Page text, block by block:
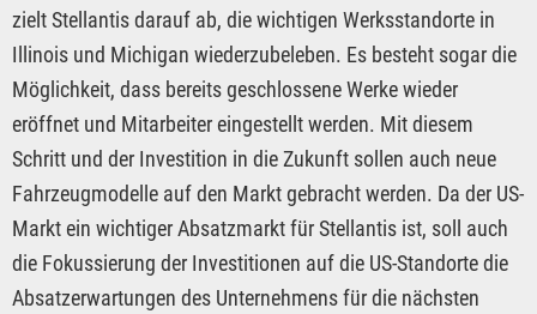
zielt Stellantis darauf ab, die wichtigen Werksstandorte in
Illinois und Michigan wiederzubeleben. Es besteht sogar die
Möglichkeit, dass bereits geschlossene Werke wieder
eröffnet und Mitarbeiter eingestellt werden. Mit diesem
Schritt und der Investition in die Zukunft sollen auch neue
Fahrzeugmodelle auf den Markt gebracht werden. Da der US-
Markt ein wichtiger Absatzmarkt für Stellantis ist, soll auch
die Fokussierung der Investitionen auf die US-Standorte die
Absatzerwartungen des Unternehmens für die nächsten